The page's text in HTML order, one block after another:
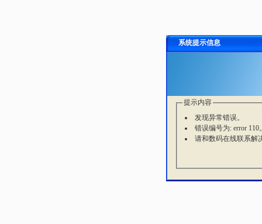
系统提示信息
提示内容
发现异常错误。
错误编号为: error 110
请和数码在线联系解